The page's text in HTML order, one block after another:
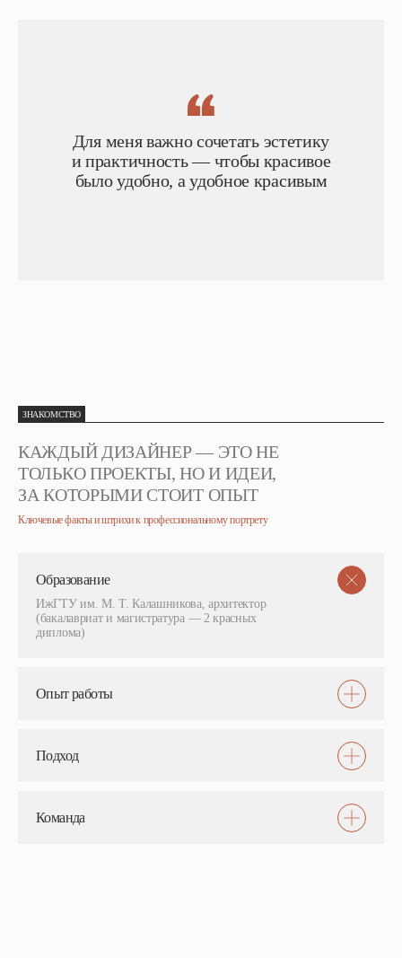
Для меня важно сочетать эстетику
и практичность — чтобы красивое
было удобно, а удобное красивым
ЗНАКОМСТВО
КАЖДЫЙ ДИЗАЙНЕР — ЭТО НЕ
ТОЛЬКО ПРОЕКТЫ, НО И ИДЕИ,
ЗА КОТОРЫМИ СТОИТ ОПЫТ
Ключевые факты и штрихи к профессиональному портрету
Образование
ИжГТУ им. М. Т. Калашникова, архитектор
(бакалавриат и магистратура — 2 красных
диплома)
Опыт работы
Подход
Команда